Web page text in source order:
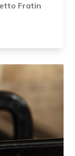
Fratin